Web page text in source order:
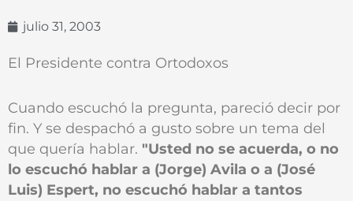
julio 31, 2003
El Presidente contra Ortodoxos
Cuando escuchó la pregunta, pareció decir por
fin. Y se despachó a gusto sobre un tema del
que quería hablar. "Usted no se acuerda, o no
lo escuchó hablar a (Jorge) Avila o a (José
Luis) Espert, no escuchó hablar a tantos